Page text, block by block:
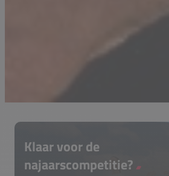
Klaar voor de
najaarscompetitie?